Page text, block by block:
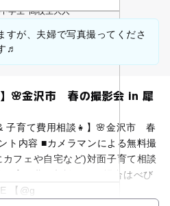
中学生･高校生大人
すが、夫婦で写真撮ってくださ
♬
】🌸金沢市 春の撮影会 in 犀
子育て費用相談👧】🌸金沢市 春
ト内容 ■カメラマンによる無料撮
フェや自宅など)対面子育て相談
育て費用相談不要の場合はべび
【@g